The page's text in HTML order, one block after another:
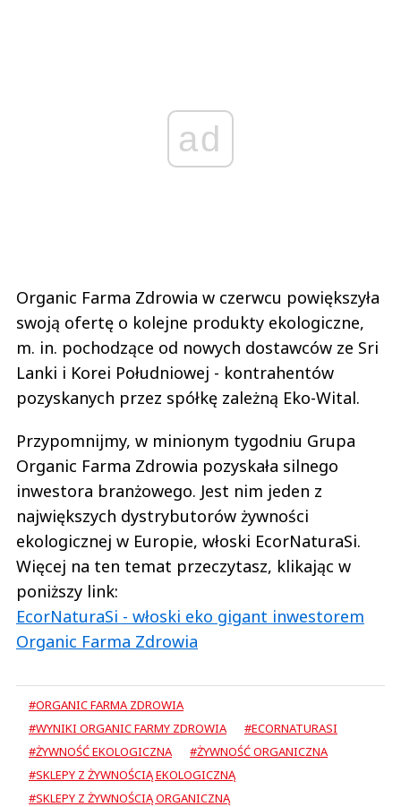
ad
Organic Farma Zdrowia w czerwcu powiększyła
swoją ofertę o kolejne produkty ekologiczne,
m. in. pochodzące od nowych dostawców ze Sri
Lanki i Korei Południowej - kontrahentów
pozyskanych przez spółkę zależną Eko-Wital.
Przypomnijmy, w minionym tygodniu Grupa
Organic Farma Zdrowia pozyskała silnego
inwestora branżowego. Jest nim jeden z
największych dystrybutorów żywności
ekologicznej w Europie, włoski EcorNaturaSi.
Więcej na ten temat przeczytasz, klikając w
poniższy link:
EcorNaturaSi - włoski eko gigant inwestorem
Organic Farma Zdrowia
#ORGANIC FARMA ZDROWIA
#WYNIKI ORGANIC FARMY ZDROWIA
#ECORNATURASI
#ŻYWNOŚĆ EKOLOGICZNA
#ŻYWNOŚĆ ORGANICZNA
#SKLEPY Z ŻYWNOŚCIĄ EKOLOGICZNĄ
#SKLEPY Z ŻYWNOŚCIĄ ORGANICZNĄ